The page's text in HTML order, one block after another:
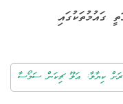
ގައުމުތަކުގައި
ކިޔާލާ: އަލޫ ޗިކަން ސަމޯސާ